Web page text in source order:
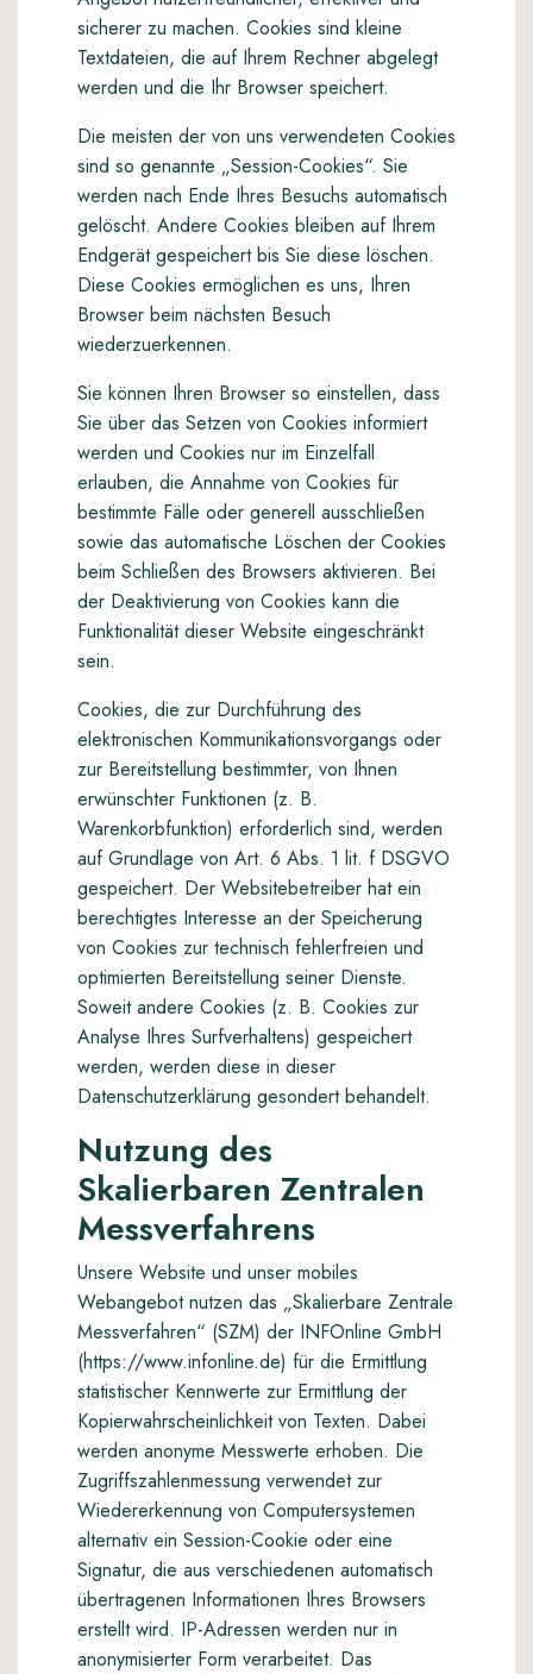
sicherer zu machen. Cookies sind kleine
Textdateien, die auf Ihrem Rechner abgelegt
werden und die Ihr Browser speichert.
Die meisten der von uns verwendeten Cookies
sind so genannte „Session-Cookies“. Sie
werden nach Ende Ihres Besuchs automatisch
gelöscht. Andere Cookies bleiben auf Ihrem
Endgerät gespeichert bis Sie diese löschen.
Diese Cookies ermöglichen es uns, Ihren
Browser beim nächsten Besuch
wiederzuerkennen.
Sie können Ihren Browser so einstellen, dass
Sie über das Setzen von Cookies informiert
werden und Cookies nur im Einzelfall
erlauben, die Annahme von Cookies für
bestimmte Fälle oder generell ausschließen
sowie das automatische Löschen der Cookies
beim Schließen des Browsers aktivieren. Bei
der Deaktivierung von Cookies kann die
Funktionalität dieser Website eingeschränkt
sein.
Cookies, die zur Durchführung des
elektronischen Kommunikationsvorgangs oder
zur Bereitstellung bestimmter, von Ihnen
erwünschter Funktionen (z. B.
Warenkorbfunktion) erforderlich sind, werden
auf Grundlage von Art. 6 Abs. 1 lit. f DSGVO
gespeichert. Der Websitebetreiber hat ein
berechtigtes Interesse an der Speicherung
von Cookies zur technisch fehlerfreien und
optimierten Bereitstellung seiner Dienste.
Soweit andere Cookies (z. B. Cookies zur
Analyse Ihres Surfverhaltens) gespeichert
werden, werden diese in dieser
Datenschutzerklärung gesondert behandelt.
Nutzung des
Skalierbaren Zentralen
Messverfahrens
Unsere Website und unser mobiles
Webangebot nutzen das „Skalierbare Zentrale
Messverfahren“ (SZM) der INFOnline GmbH
(https://www.infonline.de) für die Ermittlung
statistischer Kennwerte zur Ermittlung der
Kopierwahrscheinlichkeit von Texten. Dabei
werden anonyme Messwerte erhoben. Die
Zugriffszahlenmessung verwendet zur
Wiedererkennung von Computersystemen
alternativ ein Session-Cookie oder eine
Signatur, die aus verschiedenen automatisch
übertragenen Informationen Ihres Browsers
erstellt wird. IP-Adressen werden nur in
anonymisierter Form verarbeitet. Das